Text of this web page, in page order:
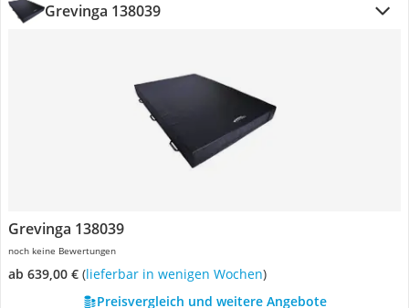
Grevinga 138039
Grevinga 138039
noch keine Bewertungen
ab 639,00 € ( Lieferbar in wenigen Wochen)
Preisvergleich und weitere Angebote